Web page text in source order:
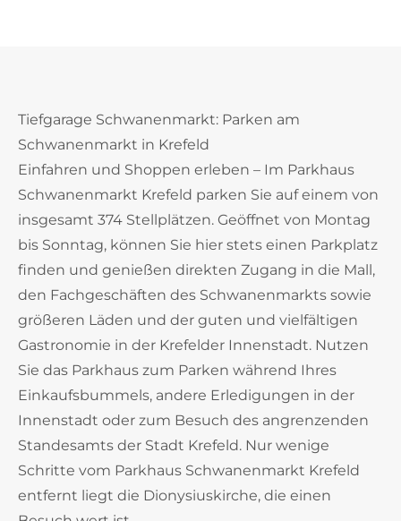
Tiefgarage Schwanenmarkt: Parken am
Schwanenmarkt in Krefeld
Einfahren und Shoppen erleben – Im Parkhaus
Schwanenmarkt Krefeld parken Sie auf einem von
insgesamt 374 Stellplätzen. Geöffnet von Montag
bis Sonntag, können Sie hier stets einen Parkplatz
finden und genießen direkten Zugang in die Mall,
den Fachgeschäften des Schwanenmarkts sowie
größeren Läden und der guten und vielfältigen
Gastronomie in der Krefelder Innenstadt. Nutzen
Sie das Parkhaus zum Parken während Ihres
Einkaufsbummels, andere Erledigungen in der
Innenstadt oder zum Besuch des angrenzenden
Standesamts der Stadt Krefeld. Nur wenige
Schritte vom Parkhaus Schwanenmarkt Krefeld
entfernt liegt die Dionysiuskirche, die einen